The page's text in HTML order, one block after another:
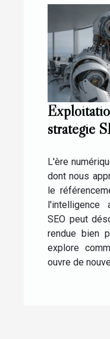
stratégie
L'ère
dont nous
le
l'intelligence
SEO peut
rendue bien
explore
ouvre de